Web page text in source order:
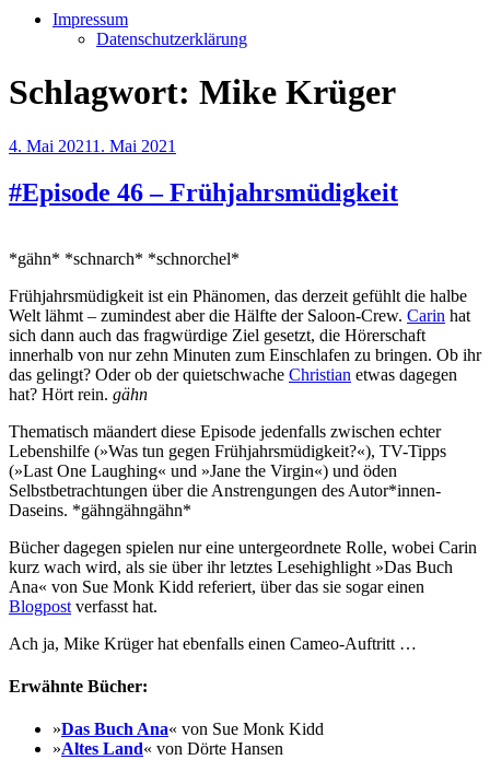
Impressum
Datenschutzerklärung
Schlagwort: Mike Krüger
Veröffentlicht
4. Mai 20211. Mai 2021
#Episode 46 – Frühjahrsmüdigkeit
*gähn* *schnarch* *schnorchel*
Frühjahrsmüdigkeit ist ein Phänomen, das derzeit gefühlt die halbe
Welt lähmt – zumindest aber die Hälfte der Saloon-Crew. Carin hat
sich dann auch das fragwürdige Ziel gesetzt, die Hörerschaft
innerhalb von nur zehn Minuten zum Einschlafen zu bringen. Ob ihr
das gelingt? Oder ob der quietschwache Christian etwas dagegen
hat? Hört rein. gähn
Thematisch mäandert diese Episode jedenfalls zwischen echter
Lebenshilfe (»Was tun gegen Frühjahrsmüdigkeit?«), TV-Tipps
(»Last One Laughing« und »Jane the Virgin«) und öden
Selbstbetrachtungen über die Anstrengungen des Autor*innen-
Daseins. *gähngähngähn*
Bücher dagegen spielen nur eine untergeordnete Rolle, wobei Carin
kurz wach wird, als sie über ihr letztes Lesehighlight »Das Buch
Ana« von Sue Monk Kidd referiert, über das sie sogar einen
Blogpost verfasst hat.
Ach ja, Mike Krüger hat ebenfalls einen Cameo-Auftritt …
Erwähnte Bücher:
»Das Buch Ana« von Sue Monk Kidd
»Altes Land« von Dörte Hansen